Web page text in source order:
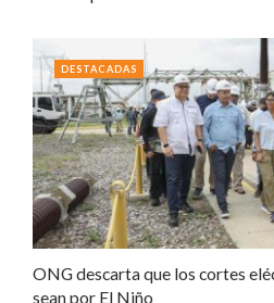
ONG descarta que los cortes
sean por El Niño
DESTACADAS